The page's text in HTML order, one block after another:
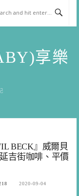
享樂
BECK』威爾貝
吉街咖啡、平價
2020-09-04